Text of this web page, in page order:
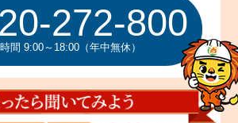
272-800
間 9:00～18:00（年中無休）